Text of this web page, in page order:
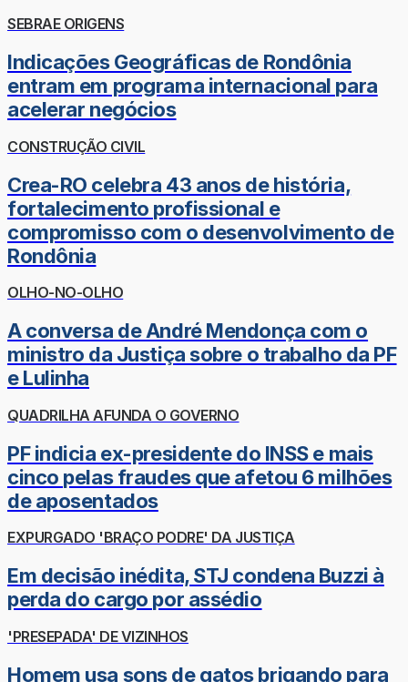
SEBRAE ORIGENS
Indicações Geográficas de Rondônia
entram em programa internacional para
acelerar negócios
CONSTRUÇÃO CIVIL
Crea-RO celebra 43 anos de história,
fortalecimento profissional e
compromisso com o desenvolvimento de
Rondônia
OLHO-NO-OLHO
A conversa de André Mendonça com o
ministro da Justiça sobre o trabalho da PF
e Lulinha
QUADRILHA AFUNDA O GOVERNO
PF indicia ex-presidente do INSS e mais
cinco pelas fraudes que afetou 6 milhões
de aposentados
EXPURGADO 'BRAÇO PODRE' DA JUSTIÇA
Em decisão inédita, STJ condena Buzzi à
perda do cargo por assédio
'PRESEPADA' DE VIZINHOS
Homem usa sons de gatos brigando para